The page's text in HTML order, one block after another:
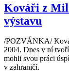
Kováři z
výstavu
/POZVÁNKA/
2004. Dnes v ní
mohli svou práci
v zahraničí.